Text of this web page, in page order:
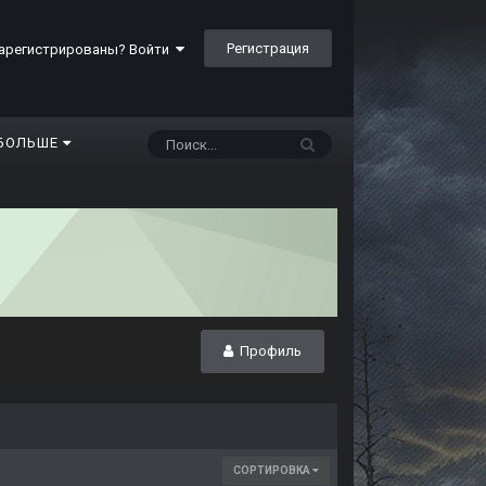
Войти Регистрация
Профиль
СОРТИРОВКА